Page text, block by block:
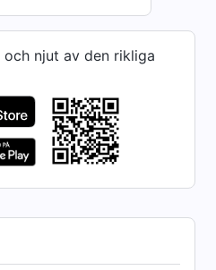
ord från Gud: Verkets
| Utdrag 17
från Gud: Verkets
| Utdrag 27
från Gud: Verkets
njut av den rikliga